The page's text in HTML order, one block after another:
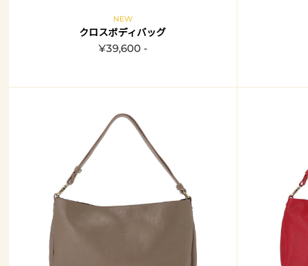
NEW
クロスボディバッグ
¥39,600 -